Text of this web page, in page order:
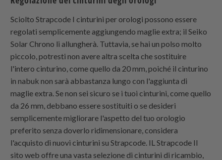
Sciolto Strapcode I cinturini per orologi possono essere
regolati semplicemente aggiungendo maglie extra; il Seiko
Solar Chrono li allungherà. Tuttavia, se hai un polso molto
piccolo, potresti non avere altra scelta che sostituire
l'intero cinturino, come quello da 20 mm, poiché il cinturino
in nabuk non sarà abbastanza lungo con l'aggiunta di
maglie extra. Se non sei sicuro se i tuoi cinturini, come quello
da 26 mm, debbano essere sostituiti o se desideri
semplicemente migliorare l'aspetto del tuo orologio
preferito senza doverlo ridimensionare, considera
l'acquisto di nuovi cinturini su Strapcode . IL Strapcode Il
sito web offre una vasta selezione di cinturini di ricambio,